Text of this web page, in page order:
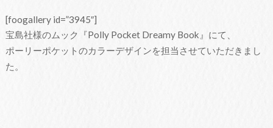
[foogallery id=”3945″]
宝島社様のムック『Polly Pocket Dreamy Book』にて、
ポーリーポケットのカラーデザインを担当させていただきまし
た。